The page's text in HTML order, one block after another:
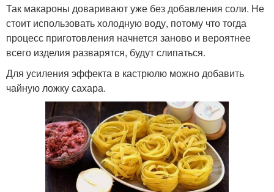
Так макароны доваривают уже без добавления соли. Не
стоит использовать холодную воду, потому что тогда
процесс приготовления начнется заново и вероятнее
всего изделия разварятся, будут слипаться.
Для усиления эффекта в кастрюлю можно добавить
чайную ложку сахара.